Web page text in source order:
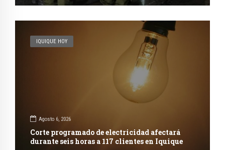
IQUIQUE HOY
Agosto 6, 2026
Corte programado de electricidad afectará
durante seis horas a 117 clientes en Iquique